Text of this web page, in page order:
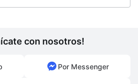
con nosotros!
Por Messenger